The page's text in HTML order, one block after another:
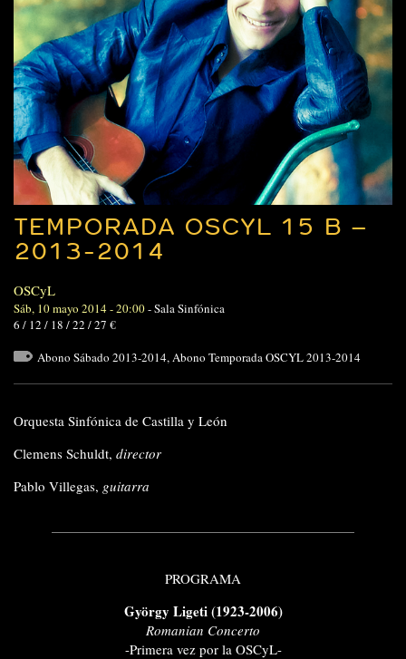
TEMPORADA OSCYL 15 B –
2013-2014
OSCyL
Sáb, 10 mayo 2014 - 20:00-Sala Sinfónica
6 / 12 / 18 / 22 / 27 €
Abono Sábado 2013-2014,Abono Temporada OSCYL 2013-2014
Orquesta Sinfónica de Castilla y León
Clemens Schuldt, director
Pablo Villegas, guitarra
PROGRAMA
György Ligeti (1923-2006)
Romanian Concerto
-Primera vez por la OSCyL-